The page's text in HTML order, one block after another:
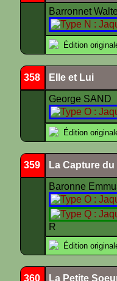
Barronnet
Édition
358 Elle et Lui
George SAND
Édition
359 La Capture
Baronne
R
Édition
360 La Petite